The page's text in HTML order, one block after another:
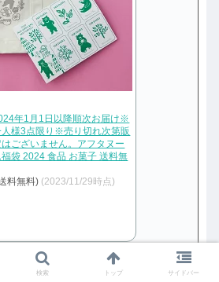
年1月1日以降順次お届け※
様3点限り※売り切れ次第販
ございません。アフタヌー
袋 2024 食品 お菓子 送料無
料無料) (2023/11/29時点)
検索 トップ サイドバー